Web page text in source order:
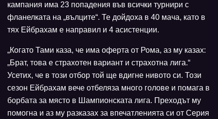
кампания има 23 попадения във всички турнири с
фланелката на „вълците“. Те дойдоха в 40 мача, като в
тях Ейбрахам е направил и 4 асистенции.
„Когато Тами каза, че има оферта от Рома, аз му казах:
„Брат, това е страхотен вариант и страхотна лига.“
Усетих, че в този отбор той ще вдигне нивото си. Този
сезон Ейбрахам вече отбеляза много голове и помага в
борбата за място в Шампионската лига. Преходът му
помогна и аз му разказах за впечатленията си от Серия